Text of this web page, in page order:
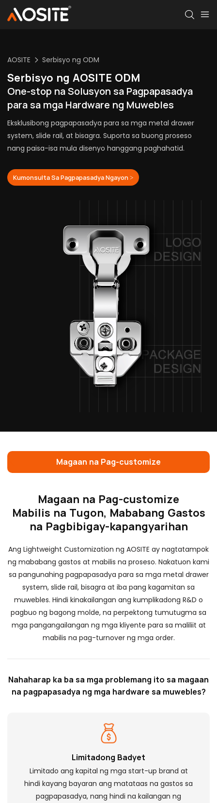
AOSITE Serbisyo ng ODM
Serbisyo ng AOSITE ODM
One-stop na Solusyon sa Pagpapasadya
para sa mga Hardware ng Muwebles
Eksklusibong pagpapasadya para sa mga metal drawer
system, slide rail, at bisagra. Suporta sa buong proseso
nang paisa-isa mula disenyo hanggang paghahatid.
Kumonsulta Sa Pagpapasadya Ngayon >
Magaan na Pag-customize
Magaan na Pag-customize
Mabilis na Tugon, Mababang Gastos
na Pagbibigay-kapangyarihan
Ang Lightweight Customization ng AOSITE ay nagtatampok
ng mababang gastos at mabilis na proseso. Nakatuon kami
sa pangunahing pagpapasadya para sa mga metal drawer
system, slide rail, bisagra at iba pang kagamitan sa
muwebles. Hindi kinakailangan ang kumplikadong R&D o
pagbuo ng bagong molde, na perpektong tumutugma sa
mga pangangailangan ng mga kliyente para sa maliliit at
mabilis na pag-turnover ng mga order.
Nahaharap ka ba sa mga problemang ito sa magaan
na pagpapasadya ng mga hardware sa muwebles?
Limitadong Badyet
Limitado ang kapital ng mga start-up brand at
hindi kayang bayaran ang matataas na gastos sa
pagpapasadya, nang hindi na kailangan ng